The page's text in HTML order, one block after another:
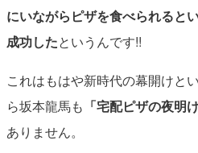
にいながらピザを食べられると
成功したというんです!!
これはもはや新時代の幕開け
ら坂本龍馬も 「宅配ピザの夜明
ありません。